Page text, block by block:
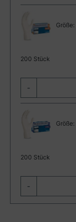
Größe:
200 Stück
-
Größe:
200 Stück
-